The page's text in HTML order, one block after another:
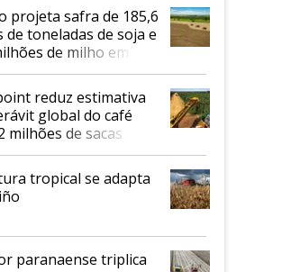
projeta safra de 185,6
de toneladas de soja e
de milho em
reduz estimativa
global do café
milhões de sacas
tropical se adapta
paranaense triplica